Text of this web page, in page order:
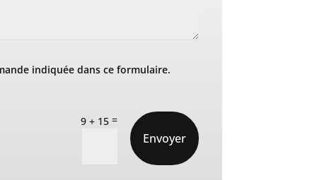
indiquée dans ce formulaire.
9 + 15 =
Envoyer